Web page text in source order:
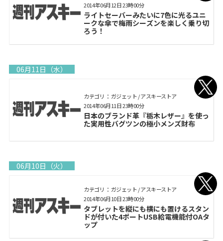
ライトセーバーみたいに7色に光るユニ
ークな傘で梅雨シーズンを楽しく乗り切
ろう！
2014年06月12日 23時00分
06月11日（水）
カテゴリ： ガジェット / アスキーストア
日本のブランド革『栃木レザー』を使っ
た実用性バグツンの極小メンズ財布
2014年06月11日 23時00分
06月10日（火）
カテゴリ： ガジェット / アスキーストア
タブレットを縦にも横にも置けるスタン
ドが付いた4ポートUSB給電機能付OAタ
ップ
2014年06月10日 23時00分